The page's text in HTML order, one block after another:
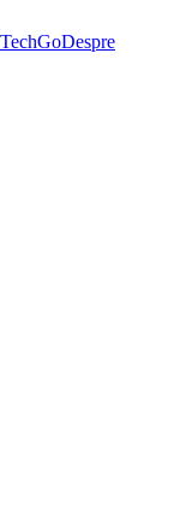
Despre